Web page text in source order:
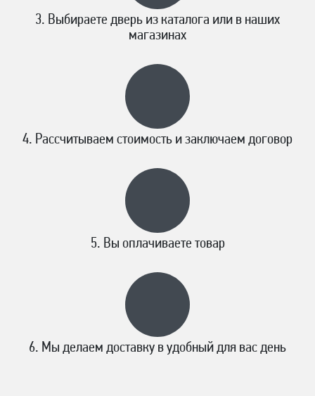
Выбираете дверь из каталога или в наших
магазинах
Рассчитываем стоимость и заключаем договор
Вы оплачиваете товар
Мы делаем доставку в удобный для вас день